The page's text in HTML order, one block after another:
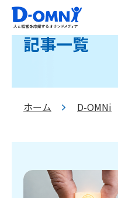
記事一覧
ホーム >D-OMNi